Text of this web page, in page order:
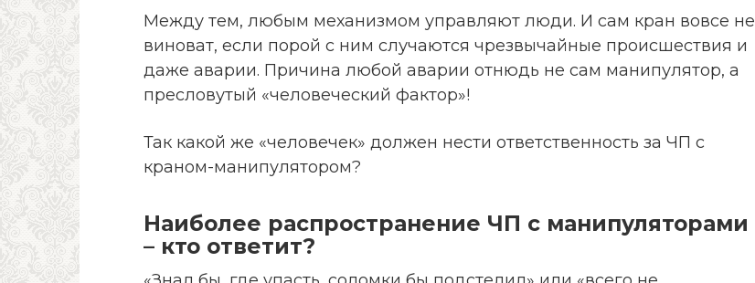
Между тем, любым механизмом управляют люди. И сам кран вовсе не
виноват, если порой с ним случаются чрезвычайные происшествия и
даже аварии. Причина любой аварии отнюдь не сам манипулятор, а
пресловутый «человеческий фактор»!
Так какой же «человечек» должен нести ответственность за ЧП с
краном-манипулятором?
Наиболее распространение ЧП с манипуляторами
– кто ответит?